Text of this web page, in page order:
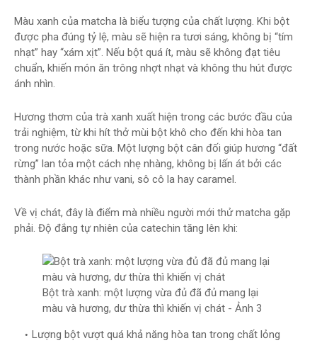
Màu xanh của matcha là biểu tượng của chất lượng. Khi bột
được pha đúng tỷ lệ, màu sẽ hiện ra tươi sáng, không bị “tím
nhạt” hay “xám xịt”. Nếu bột quá ít, màu sẽ không đạt tiêu
chuẩn, khiến món ăn trông nhợt nhạt và không thu hút được
ánh nhìn.
Hương thơm của trà xanh xuất hiện trong các bước đầu của
trải nghiệm, từ khi hít thở mùi bột khô cho đến khi hòa tan
trong nước hoặc sữa. Một lượng bột cân đối giúp hương “đất
rừng” lan tỏa một cách nhẹ nhàng, không bị lấn át bởi các
thành phần khác như vani, sô cô la hay caramel.
Về vị chát, đây là điểm mà nhiều người mới thử matcha gặp
phải. Độ đắng tự nhiên của catechin tăng lên khi:
Bột trà xanh: một lượng vừa đủ đã đủ mang lại
màu và hương, dư thừa thì khiến vị chát - Ảnh 3
Lượng bột vượt quá khả năng hòa tan trong chất lỏng